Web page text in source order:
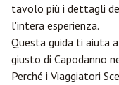
tavolo più i dettagli
l'intera esperienza.
Questa guida ti aiuta
giusto di Capodanno
Perché i Viaggiatori